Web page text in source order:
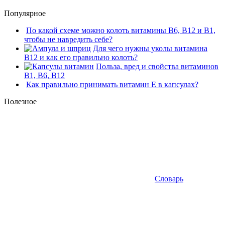
Популярное
По какой схеме можно колоть витамины В6, В12 и В1,
чтобы не навредить себе?
Для чего нужны уколы витамина
В12 и как его правильно колоть?
Польза, вред и свойства витаминов
В1, В6, В12
Как правильно принимать витамин Е в капсулах?
Полезное
Словарь